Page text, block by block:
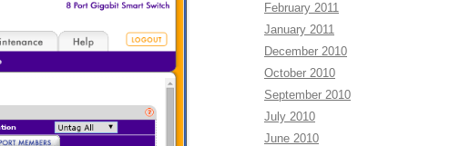
February 2011
January 2011
December 2010
October 2010
September 2010
July 2010
June 2010